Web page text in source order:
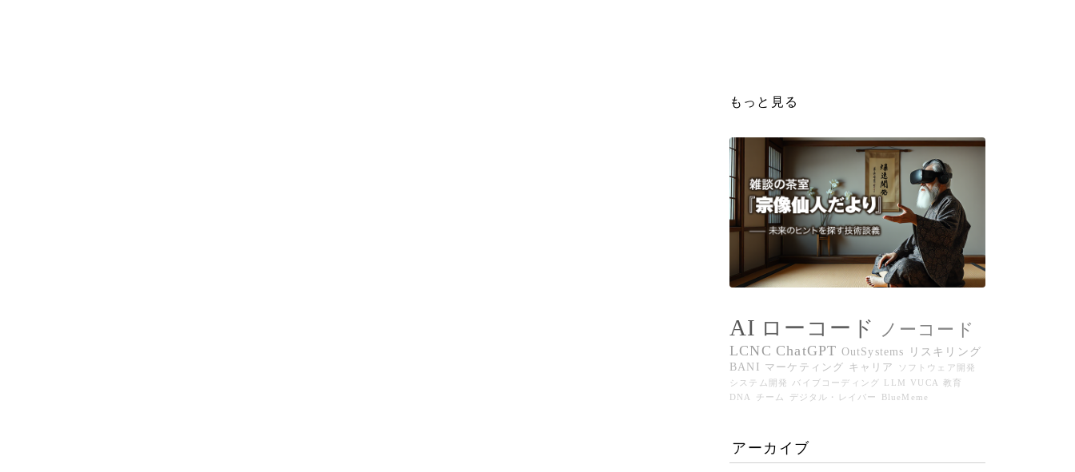
もっと見る
AI ローコード ノーコード
LCNC ChatGPT OutSystems
リスキリング
BANI マーケティング キャリア
ソフトウェア開発
システム開発
バイブコーディング LLM VUCA
教育
DNA
チーム デジタル・レイバー BlueMeme
アーカイブ